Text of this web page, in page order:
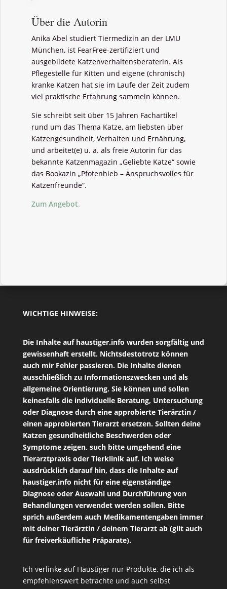
Über die Autorin
Anika Abel studiert Tiermedizin an der LMU
München, ist FearFree-zertifiziert und
ausgebildete Katzenverhaltensberaterin. Als
Pflegestelle für Kitten und eigene (chronisch)
kranke Katzen hat sie im Laufe der Zeit zudem
viel praktische Erfahrung sammeln können.
Sie schreibt seit über 15 Jahren Fachartikel
rund um das Thema Katze, am liebsten über
Katzengesundheit, Verhalten und Ernährung,
und arbeitet(e) u. a. als freie Autorin für das
bekannte Katzenmagazin „Geliebte Katze“ sowie
das Bookazin „Pfotenhieb – Anspruchsvolles für
Katzenfreunde“.
Zum Angebot.
WICHTIGE HINWEISE:
Die Inhalte auf haustiger.info wurden sorgfältig und
gewissenhaft erstellt. Nichtsdestotrotz können
auch mir Fehler passieren. Die Inhalte dienen
ausschließlich zu Informationszwecken und als
allgemeine Orientierung. Sie können und sollen
keinesfalls die individuelle Beratung, Untersuchung
oder Diagnose durch eine approbierte Tierärztin /
einen approbierten Tierarzt ersetzen. Sollten deine
Katzen gesundheitliche Beschwerden oder
Symptome zeigen, such bitte umgehend eine
Tierarztpraxis oder Tierklinik auf. Ich weise
ausdrücklich darauf hin, dass die Inhalte auf
haustiger.info nicht für eine eigenständige
Diagnose oder Auswahl und Durchführung von
Behandlungen verwendet werden sollen. Bitte
sprich außerdem auch Medikamentengaben immer
mit deiner Tierärztin / deinem Tierarzt ab (gilt auch
für freiverkäufliche Präparate).
Ich verlinke auf Haustiger nur Produkte, die ich als
empfehlenswert betrachte und auch selbst